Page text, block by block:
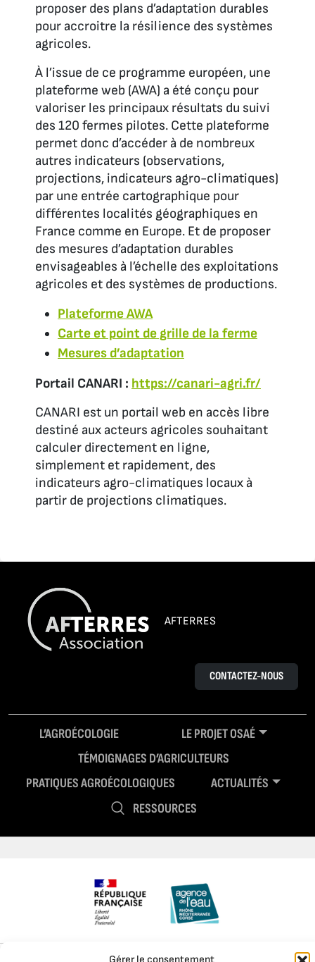
proposer des plans d’adaptation durables
pour accroitre la résilience des systèmes
agricoles.
À l’issue de ce programme européen, une
plateforme web (AWA) a été conçu pour
valoriser les principaux résultats du suivi
des 120 fermes pilotes. Cette plateforme
permet donc d’accéder à de nombreux
autres indicateurs (observations,
projections, indicateurs agro-climatiques)
par une entrée cartographique pour
différentes localités géographiques en
France comme en Europe. Et de proposer
des mesures d’adaptation durables
envisageables à l’échelle des exploitations
agricoles et des systèmes de productions.
Plateforme AWA
Carte et point de grille de la ferme
Mesures d’adaptation
Portail CANARI : https://canari-agri.fr/
CANARI est un portail web en accès libre
destiné aux acteurs agricoles souhaitant
calculer directement en ligne,
simplement et rapidement, des
indicateurs agro-climatiques locaux à
partir de projections climatiques.
AFTERRES
CONTACTEZ-NOUS
L’AGROÉCOLOGIE
LE PROJET OSAÉ
TÉMOIGNAGES D’AGRICULTEURS
PRATIQUES AGROÉCOLOGIQUES
ACTUALITÉS
RESSOURCES